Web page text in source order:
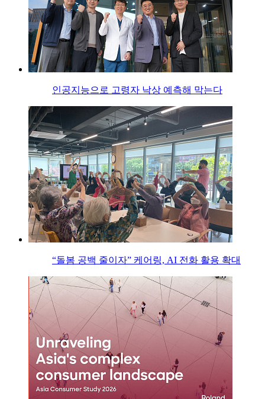
인공지능으로 고령자 낙상 예측해 막는다
“돌봄 공백 줄이자” 케어링, AI 전화 활용 확대